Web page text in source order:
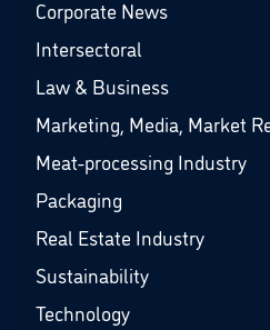
Corporate News
Intersectoral
Law & Business
Marketing, Media, Market
Meat-processing Industry
Packaging
Real Estate Industry
Sustainability
Technology